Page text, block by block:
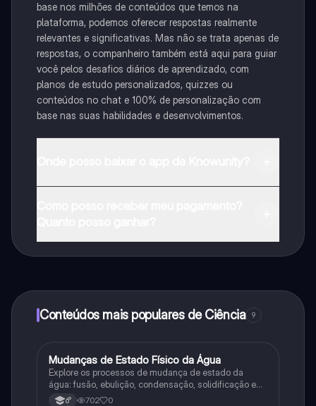
base nos milhões de conteúdos que temos na
plataforma, podemos oferecer respostas realmente
relevantes e significativas. Mas não se trata apenas de
respostas, o companheiro também está aqui para guiar
você pelos desafios diários de aprendizado, com
planos de estudo personalizados, quizzes ou
conteúdos no chat e 100% de personalização com
base nas suas habilidades e desenvolvimentos.
Conteúdos mais populares de Ciência 9
MCiência
Mudanças de Estado Físico da Água
Explore os processos de mudança de estado da
água: fusão, ebulição, condensação, solidificação e
sublimação.
6° 702 0